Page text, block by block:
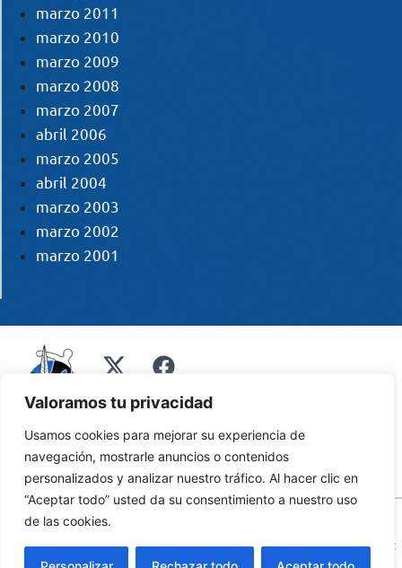
Valoramos tu privacidad
Usamos cookies para mejorar su experiencia de
navegación, mostrarle anuncios o contenidos
personalizados y analizar nuestro tráfico. Al hacer clic en
“Aceptar todo” usted da su consentimiento a nuestro uso
de las cookies.
marzo 2011
marzo 2010
marzo 2009
marzo 2008
marzo 2007
abril 2006
marzo 2005
abril 2004
marzo 2003
marzo 2002
marzo 2001
© 2014 Asociación Segoviana de la Prensa Deportiva
Aviso Legal|Política de Privacidad|Política de Cookies| Desarrollo:
Globales Informática